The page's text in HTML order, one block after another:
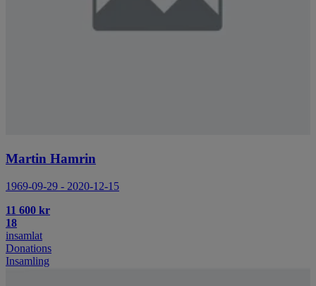
Martin Hamrin
1969-09-29 - 2020-12-15
11 600 kr
18
insamlat
Donations
Insamling